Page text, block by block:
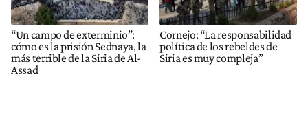
“Un campo de exterminio”:
cómo es la prisión Sednaya, la
más terrible de la Siria de Al-
Assad
Cornejo: “La responsabilidad
política de los rebeldes de
Siria es muy compleja”